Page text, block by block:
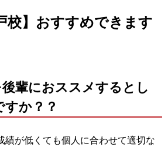
校】おすすめできます
輩におススメするとし
か？？
績が低くても個人に合わせて適切な